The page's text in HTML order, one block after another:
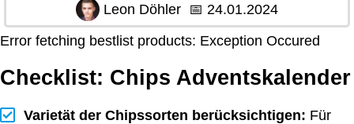
Leon Döhler 📅 24.01.2024
Error fetching bestlist products: Exception Occured
Checklist: Chips Adventskalender
Varietät der Chipssorten berücksichtigen: Für